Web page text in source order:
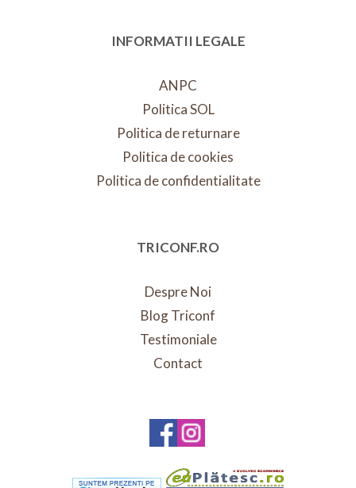
INFORMATII LEGALE
ANPC
Politica SOL
Politica de returnare
Politica de cookies
Politica de confidentialitate
TRICONF.RO
Despre Noi
Blog Triconf
Testimoniale
Contact